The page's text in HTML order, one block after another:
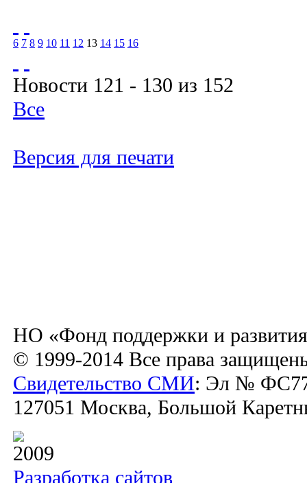
6 7 8 9 10 11 12 13 14 15 16
Новости 121 - 130 из 152
Все
Версия для печати
НО «Фонд поддержки и
© 1999-2014 Все права
Свидетельство СМИ: Эл №
127051 Москва, Большой
2009
Разработка сайтов